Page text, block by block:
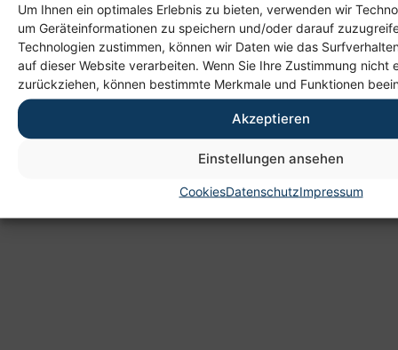
Um Ihnen ein optimales Erlebnis zu bieten, verwenden wir
um Geräteinformationen zu speichern und/oder darauf
Technologien zustimmen, können wir Daten wie das
auf dieser Website verarbeiten. Wenn Sie Ihre Zustimmung nicht
zurückziehen, können bestimmte Merkmale und Funktionen
Akzeptieren
Einstellungen ansehen
CookiesDatenschutzImpressum
Anschrift